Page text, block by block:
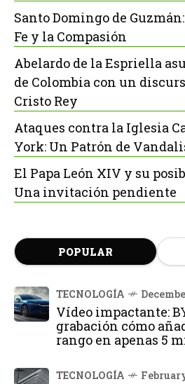
Santo Domingo de
Fe y la Compasión
Abelardo de la Espriella
de Colombia con un
Cristo Rey
Ataques contra la Iglesia
York: Un Patrón de
El Papa León XIV y su
Una invitación pendiente
POPULAR
TECNOLOGÍA
Vídeo impactante:
grabación cómo
rango en apenas 5
TECNOLOGÍA